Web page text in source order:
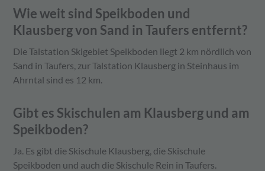
Wie weit sind Speikboden und
Klausberg von Sand in Taufers entfernt?
Die Talstation Skigebiet Speikboden liegt 2 km nördlich von
Sand in Taufers, zur Talstation Klausberg in Steinhaus im
Ahrntal sind es 12 km.
Gibt es Skischulen am Klausberg und am
Speikboden?
Ja. Es gibt die Skischule Klausberg, die Skischule
Speikboden und auch die Skischule Rein in Taufers.